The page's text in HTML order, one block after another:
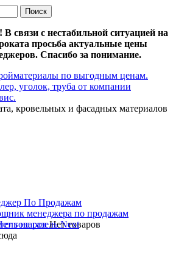
связи с нестабильной ситуацией на
просьба актуальные цены
Спасибо за понимание.
кровельных и фасадных материалов
товаровНет товаров
По Продажам
менеджера по продажам
на газель Next